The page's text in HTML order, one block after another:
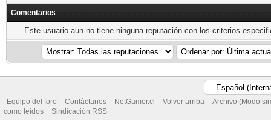
Comentarios
Este usuario aun no tiene ninguna reputación con los criterios
Equipo del foro Contáctanos NetGamer.cl Volver arriba
Archivo (Modo
como leídos
Sindicación RSS